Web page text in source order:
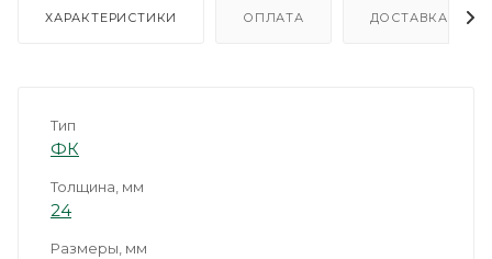
ХАРАКТЕРИСТИКИ ОПЛАТА ДОСТАВКА
Тип
ФК
Толщина, мм
24
Размеры, мм